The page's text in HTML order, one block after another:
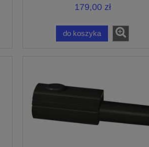
179,00 zł
do koszyka